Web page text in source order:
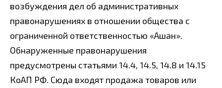
возбуждения дел об административных
правонарушениях в отношении общества с
ограниченной ответственностью «Ашан».
Обнаруженные правонарушения
предусмотрены статьями 14.4, 14.5, 14.8 и 14.15
КоАП РФ. Сюда входят продажа товаров или